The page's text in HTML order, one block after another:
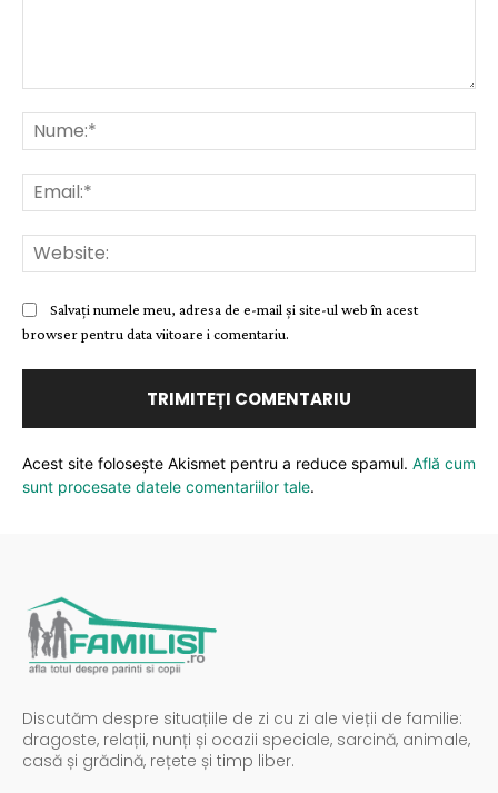
Salvați numele meu, adresa de e-mail și site-ul web în acest
browser pentru data viitoare i comentariu.
Acest site folosește Akismet pentru a reduce spamul. Află cum
sunt procesate datele comentariilor tale.
Discutăm despre situațiile de zi cu zi ale vieții de familie:
dragoste, relații, nunți și ocazii speciale, sarcină, animale,
casă și grădină, rețete și timp liber.